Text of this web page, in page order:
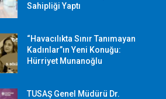
Sahipliği Yaptı
“Havacılıkta Sınır Tanımayan
Kadınlar”ın Yeni Konuğu:
Hürriyet Munanoğlu
TUSAŞ Genel Müdürü Dr.